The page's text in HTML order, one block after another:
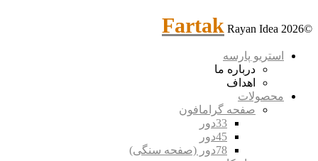
©2026
FartakRayan Idea
استریو پارسه
درباره ما
اهداف
محصولات
صفحه گرامافون
33دور
45دور
78دور (صفحه سنگی)